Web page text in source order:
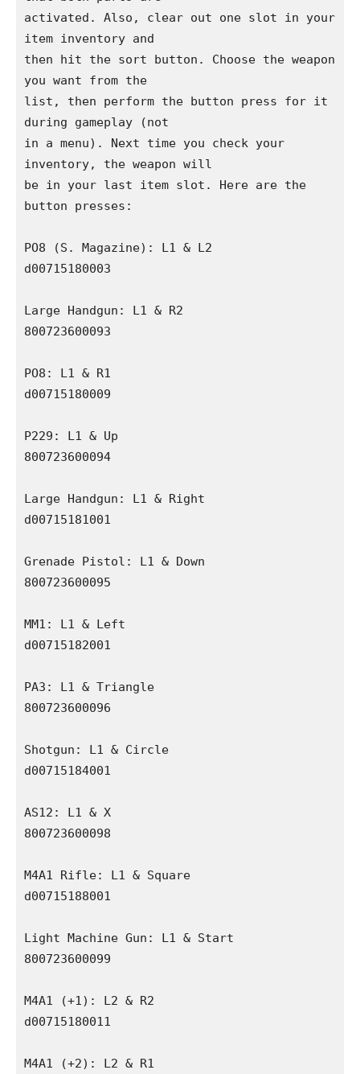
activated. Also, clear out one slot in your
item inventory and
then hit the sort button. Choose the weapon
you want from the
list, then perform the button press for it
during gameplay (not
in a menu). Next time you check your
inventory, the weapon will
be in your last item slot. Here are the
button presses:
PO8 (S. Magazine): L1 & L2
d00715180003
Large Handgun: L1 & R2
800723600093
PO8: L1 & R1
d00715180009
P229: L1 & Up
800723600094
Large Handgun: L1 & Right
d00715181001
Grenade Pistol: L1 & Down
800723600095
MM1: L1 & Left
d00715182001
PA3: L1 & Triangle
800723600096
Shotgun: L1 & Circle
d00715184001
AS12: L1 & X
800723600098
M4A1 Rifle: L1 & Square
d00715188001
Light Machine Gun: L1 & Start
800723600099
M4A1 (+1): L2 & R2
d00715180011
M4A1 (+2): L2 & R1